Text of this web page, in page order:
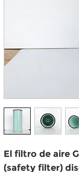
El filtro de aire
(safety filter)